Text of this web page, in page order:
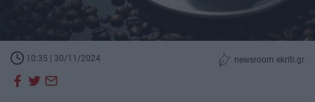
10:35 | 30/11/2024 newsroom ekriti.gr